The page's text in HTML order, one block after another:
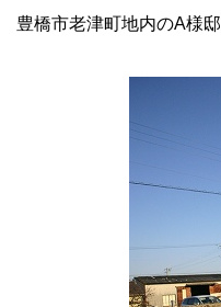
豊橋市老津町地内のA様邸